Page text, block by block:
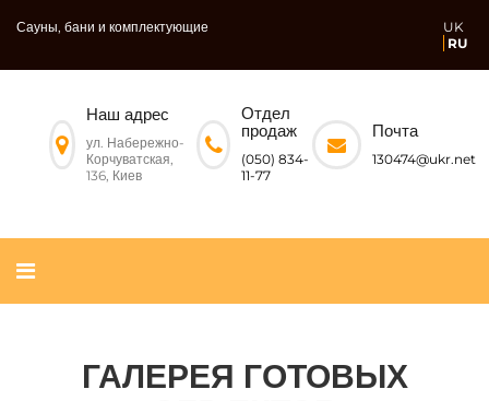
Сауны, бани и комплектующие
UK
RU
Наш адрес
ул. Набережно-
Корчуватская,
136, Киев
Отдел
продаж
(050) 834-
11-77
Почта
130474@ukr.net
ГАЛЕРЕЯ ГОТОВЫХ